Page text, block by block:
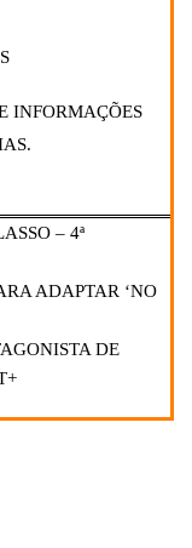
INFORMAÇÕES
– 4ª
ADAPTAR ‘NO
DE